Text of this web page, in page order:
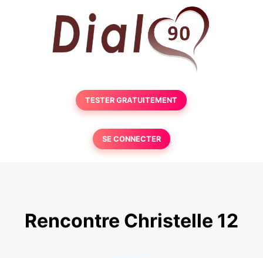
TESTER GRATUITEMENT
SE CONNECTER
Rencontre Christelle 12